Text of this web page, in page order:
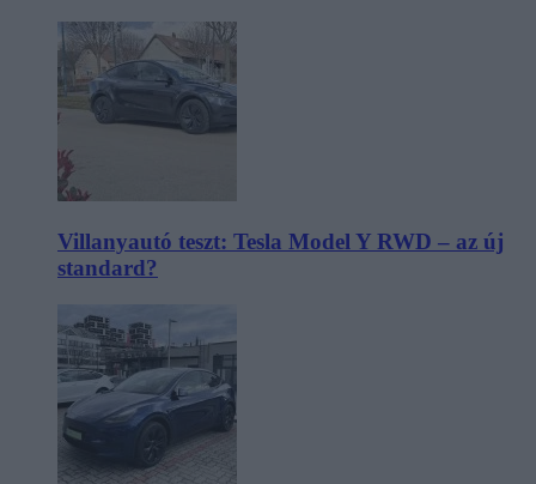
Villanyautó teszt: Tesla Model Y RWD – az új
standard?